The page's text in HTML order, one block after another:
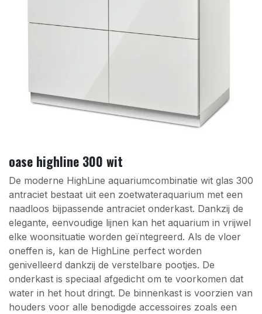
oase highline 300 wit
De moderne HighLine aquariumcombinatie wit glas 300
antraciet bestaat uit een zoetwateraquarium met een
naadloos bijpassende antraciet onderkast. Dankzij de
elegante, eenvoudige lijnen kan het aquarium in vrijwel
elke woonsituatie worden geïntegreerd. Als de vloer
oneffen is, kan de HighLine perfect worden
genivelleerd dankzij de verstelbare pootjes. De
onderkast is speciaal afgedicht om te voorkomen dat
water in het hout dringt. De binnenkast is voorzien van
houders voor alle benodigde accessoires zoals een